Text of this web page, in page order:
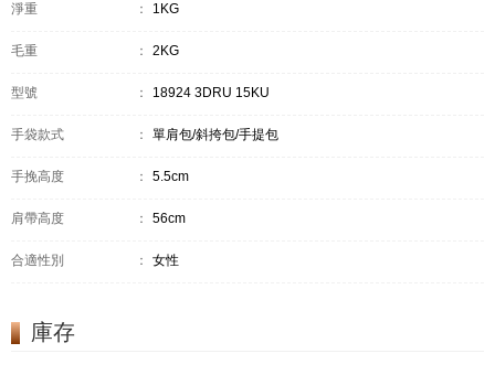
淨重 ： 1KG
毛重 ： 2KG
型號 ： 18924 3DRU 15KU
手袋款式 ： 單肩包/斜挎包/手提包
手挽高度 ： 5.5cm
肩帶高度 ： 56cm
合適性別 ： 女性
庫存